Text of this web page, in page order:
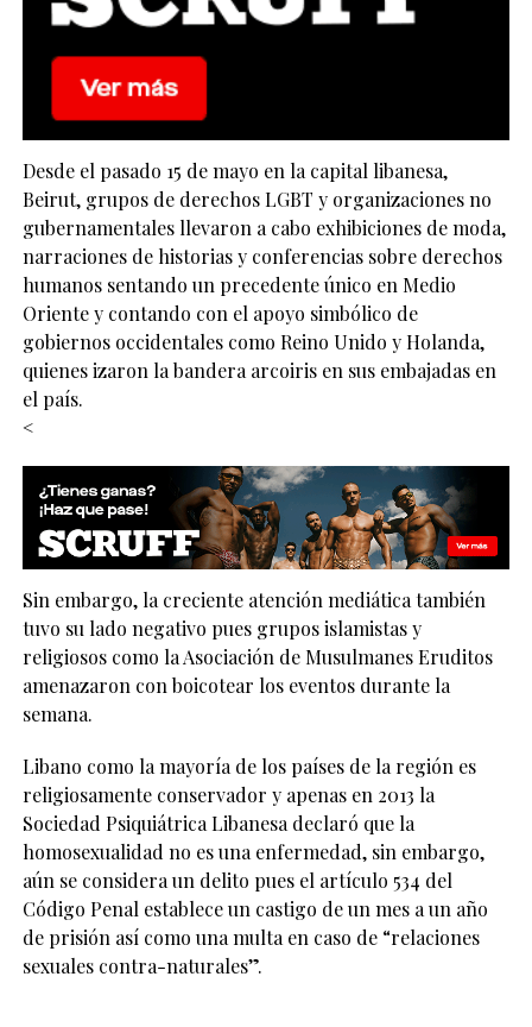
Desde el pasado 15 de mayo en la capital libanesa,
Beirut, grupos de derechos LGBT y organizaciones no
gubernamentales llevaron a cabo exhibiciones de moda,
narraciones de historias y conferencias sobre derechos
humanos sentando un precedente único en Medio
Oriente y contando con el apoyo simbólico de
gobiernos occidentales como Reino Unido y Holanda,
quienes izaron la bandera arcoiris en sus embajadas en
el país.
<
Sin embargo, la creciente atención mediática también
tuvo su lado negativo pues grupos islamistas y
religiosos como la Asociación de Musulmanes Eruditos
amenazaron con boicotear los eventos durante la
semana.
Libano como la mayoría de los países de la región es
religiosamente conservador y apenas en 2013 la
Sociedad Psiquiátrica Libanesa declaró que la
homosexualidad no es una enfermedad, sin embargo,
aún se considera un delito pues el artículo 534 del
Código Penal establece un castigo de un mes a un año
de prisión así como una multa en caso de “relaciones
sexuales contra-naturales”.